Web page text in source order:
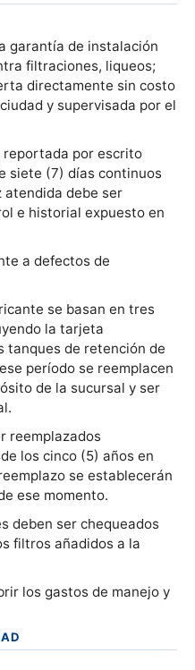
garantía de instalación
filtraciones, liqueos;
directamente sin costo
y supervisada por el
reportada por escrito
siete (7) días continuos
atendida debe ser
e historial expuesto en
a defectos de
se basan en tres
la tarjeta
tanques de retención de
período se reemplacen
de la sucursal y ser
reemplazados
los cinco (5) años en
se establecerán
ese momento.
deben ser chequeados
filtros añadidos a la
los gastos de manejo y